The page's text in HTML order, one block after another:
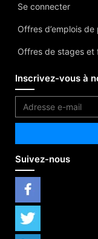
Se connecter
Offres d’emplois de
Offres de stages et
Inscrivez-vous à
Suivez-nous